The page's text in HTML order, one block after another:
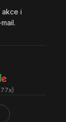
akce i